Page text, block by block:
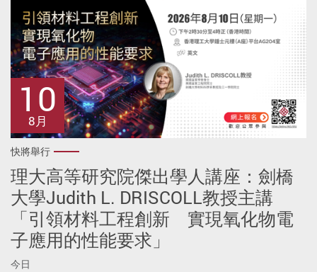
10
8月
快將舉行
理大高等研究院傑出學人講座：劍橋
大學Judith L. DRISCOLL教授主講
「引領材料工程創新 實現氧化物電
子應用的性能要求」
今日